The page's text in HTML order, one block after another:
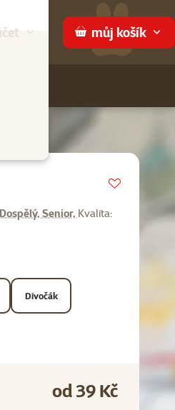
můj košík
Dospělý, Senior, Kvalita:
Divočák
od 39 Kč